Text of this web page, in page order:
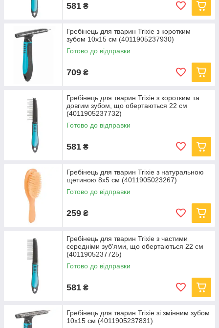
581 ₴
Гребінець для тварин Trixie з коротким
зубом 10х15 см (4011905237930)
Готово до відправки
709 ₴
Гребінець для тварин Trixie з коротким та
довгим зубом, що обертаються 22 см
(4011905237732)
Готово до відправки
581 ₴
Гребінець для тварин Trixie з натуральною
щетиною 8x5 см (4011905023267)
Готово до відправки
259 ₴
Гребінець для тварин Trixie з частими
середніми зуб'ями, що обертаються 22 см
(4011905237725)
Готово до відправки
581 ₴
Гребінець для тварин Trixie зі змінним зубом
10х15 см (4011905237831)